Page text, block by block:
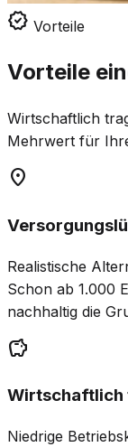
verified Vorteile
Vorteile
Wirtschaftlich
Mehrwert für
location_on
Realistische
Schon ab 1.000
nachhaltig die
savings
Wirtschaftlich
Niedrige